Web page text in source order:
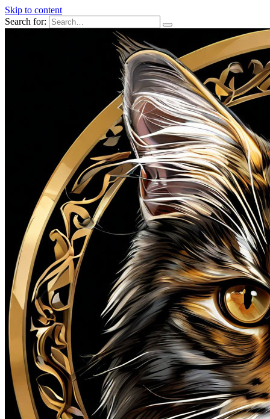
Skip to content
Search for: